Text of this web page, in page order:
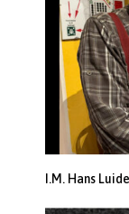
I.M. Hans